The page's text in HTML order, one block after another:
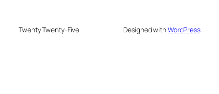
Twenty Twenty-Five Designed withWordPress